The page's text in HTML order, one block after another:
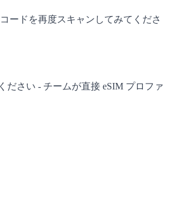
ードを再度スキャンしてみてくださ
ださい - チームが直接 eSIM プロファ